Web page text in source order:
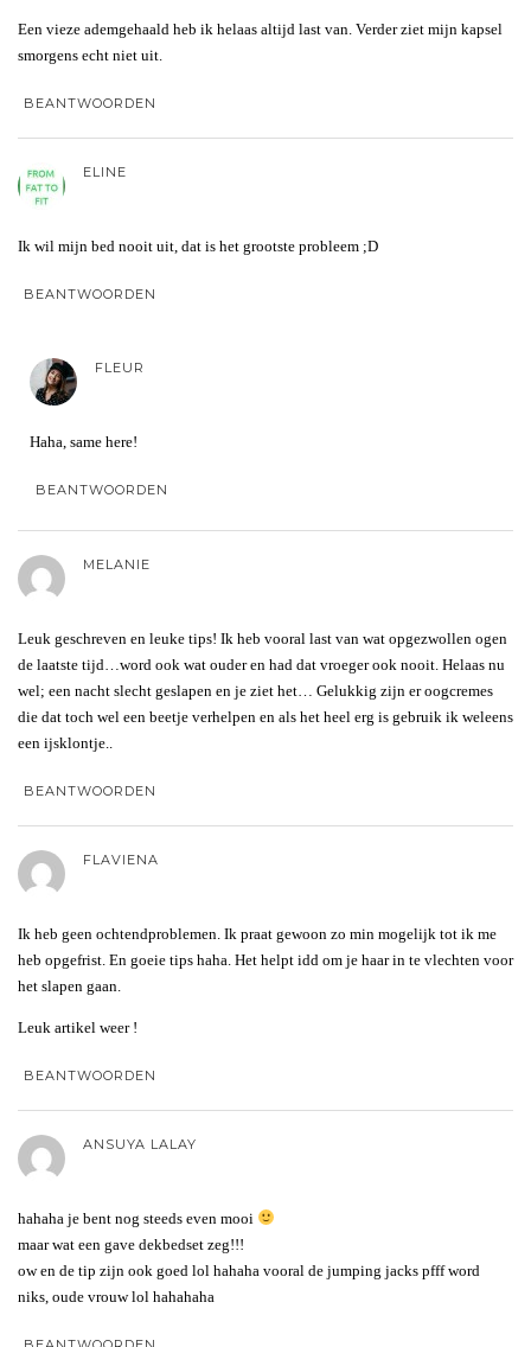
Een vieze ademgehaald heb ik helaas altijd last van. Verder ziet mijn kapsel
smorgens echt niet uit.
BEANTWOORDEN
ELINE
Ik wil mijn bed nooit uit, dat is het grootste probleem ;D
BEANTWOORDEN
FLEUR
Haha, same here!
BEANTWOORDEN
MELANIE
Leuk geschreven en leuke tips! Ik heb vooral last van wat opgezwollen ogen
de laatste tijd…word ook wat ouder en had dat vroeger ook nooit. Helaas nu
wel; een nacht slecht geslapen en je ziet het… Gelukkig zijn er oogcremes
die dat toch wel een beetje verhelpen en als het heel erg is gebruik ik weleens
een ijsklontje..
BEANTWOORDEN
FLAVIENA
Ik heb geen ochtendproblemen. Ik praat gewoon zo min mogelijk tot ik me
heb opgefrist. En goeie tips haha. Het helpt idd om je haar in te vlechten voor
het slapen gaan.
Leuk artikel weer !
BEANTWOORDEN
ANSUYA LALAY
hahaha je bent nog steeds even mooi
maar wat een gave dekbedset zeg!!!
ow en de tip zijn ook goed lol hahaha vooral de jumping jacks pfff word
niks, oude vrouw lol hahahaha